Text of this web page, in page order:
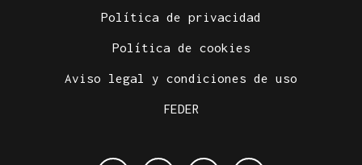
Política de privacidad
Política de cookies
Aviso legal y condiciones de uso
FEDER